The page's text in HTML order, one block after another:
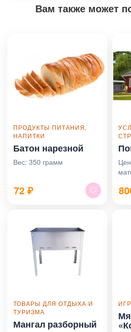
Вам также может
ПРОДУКТЫ ПИТАНИЯ,
НАПИТКИ
Батон нарезной
Вес: 350 грамм
72 ₽
ТОВАРЫ ДЛЯ ОТДЫХА И
ТУРИЗМА
Мангал разборный